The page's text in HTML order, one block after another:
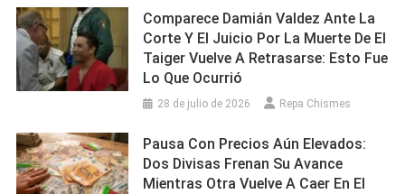
Comparece Damián Valdez Ante La
Corte Y El Juicio Por La Muerte De El
Taiger Vuelve A Retrasarse: Esto Fue
Lo Que Ocurrió
28 de julio de 2026 Repa Chismes
Pausa Con Precios Aún Elevados:
Dos Divisas Frenan Su Avance
Mientras Otra Vuelve A Caer En El